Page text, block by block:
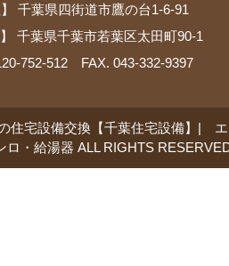
】 千葉県四街道市鷹の台1-6-91
】 千葉県千葉市若葉区太田町90-1
752-512 FAX. 043-332-9397
住宅設備交換【千葉住宅設備】|
ロ・給湯器 ALL RIGHTS